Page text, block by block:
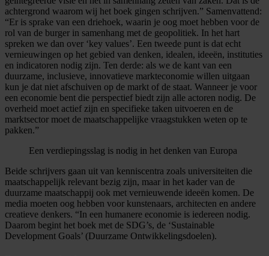
achtergrond waarom wij het boek gingen schrijven.” Samenvattend:
“Er is sprake van een driehoek, waarin je oog moet hebben voor de
rol van de burger in samenhang met de geopolitiek. In het hart
spreken we dan over ‘key values’. Een tweede punt is dat echt
vernieuwingen op het gebied van denken, idealen, ideeën, instituties
en indicatoren nodig zijn. Ten derde: als we de kant van een
duurzame, inclusieve, innovatieve markteconomie willen uitgaan
kun je dat niet afschuiven op de markt of de staat. Wanneer je voor
een economie bent die perspectief biedt zijn alle actoren nodig. De
overheid moet actief zijn en specifieke taken uitvoeren en de
marktsector moet de maatschappelijke vraagstukken weten op te
pakken.”
Een verdiepingsslag is nodig in het denken van Europa
Beide schrijvers gaan uit van kenniscentra zoals universiteiten die
maatschappelijk relevant bezig zijn, maar in het kader van de
duurzame maatschappij ook met vernieuwende ideeën komen. De
media moeten oog hebben voor kunstenaars, architecten en andere
creatieve denkers. “In een humanere economie is iedereen nodig.
Daarom begint het boek met de SDG’s, de ‘Sustainable
Development Goals’ (Duurzame Ontwikkelingsdoelen).